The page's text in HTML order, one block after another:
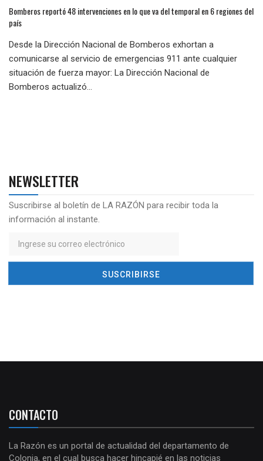
Bomberos reportó 48 intervenciones en lo que va del temporal en 6 regiones del
país
Desde la Dirección Nacional de Bomberos exhortan a
comunicarse al servicio de emergencias 911 ante cualquier
situación de fuerza mayor: La Dirección Nacional de
Bomberos actualizó...
NEWSLETTER
Suscribirse al boletín de LA RAZÓN para recibir toda la
información al instante.
CONTACTO
La Razón es un portal de actualidad del departamento de
Colonia, en el cual busca hacer hincapié en las noticias